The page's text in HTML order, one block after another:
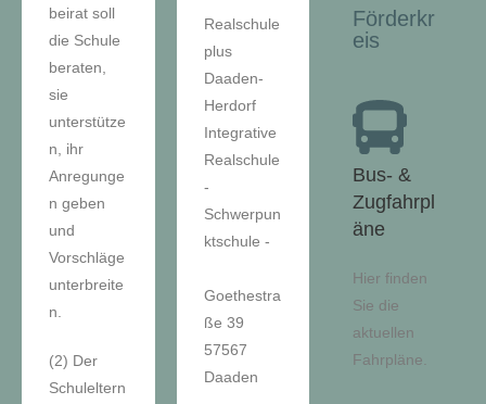
Realschule
plus
Daaden-
Herdorf
Integrative
Realschule
-
Schwerpun
ktschule -
Goethestra
ße 39
57567
Daaden
beirat soll
die Schule
beraten,
sie
unterstütze
n, ihr
Anregunge
n geben
und
Vorschläge
unterbreite
n.
(2) Der
Schuleltern
Förderkr
eis
Bus- &
Zugfahrpl
äne
Hier finden
Sie die
aktuellen
Fahrpläne.